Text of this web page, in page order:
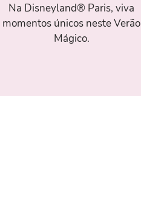
Na Disneyland® Paris, viva
momentos únicos neste Verão
Mágico.